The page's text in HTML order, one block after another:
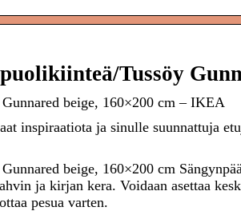
Tussöy
beige, 160×200 cm – IKEA
inspiraatiota ja sinulle suunnattuja
beige, 160×200 cm
ja kirjan kera. Voidaan asettaa
pesua varten.